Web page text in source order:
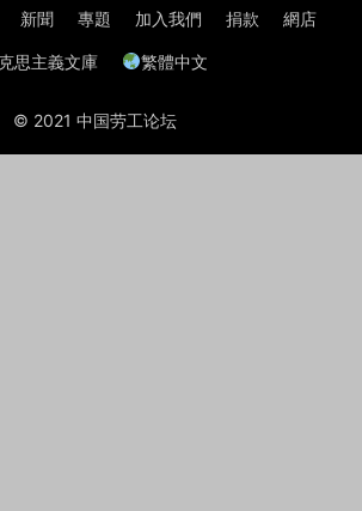
新聞 專題 加入我們 捐款 網店
思主義文庫 繁體中文
© 2021 中国劳工论坛